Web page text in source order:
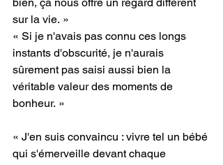
sur la vie. »
« Si je n'avais pas connu ces longs
instants d'obscurité, je n'aurais
sûrement pas saisi aussi bien la
véritable valeur des moments de
bonheur. »
« J'en suis convaincu : vivre tel un bébé
qui s'émerveille devant chaque